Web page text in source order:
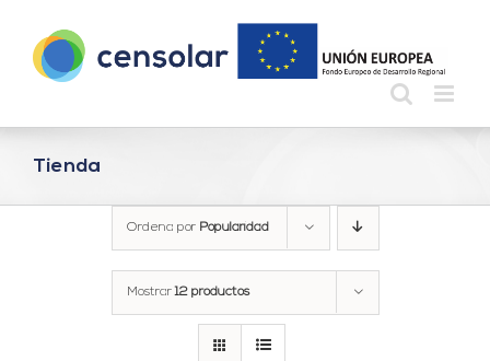
contenido
Tienda
Ordena por Popularidad
Mostrar12 productos